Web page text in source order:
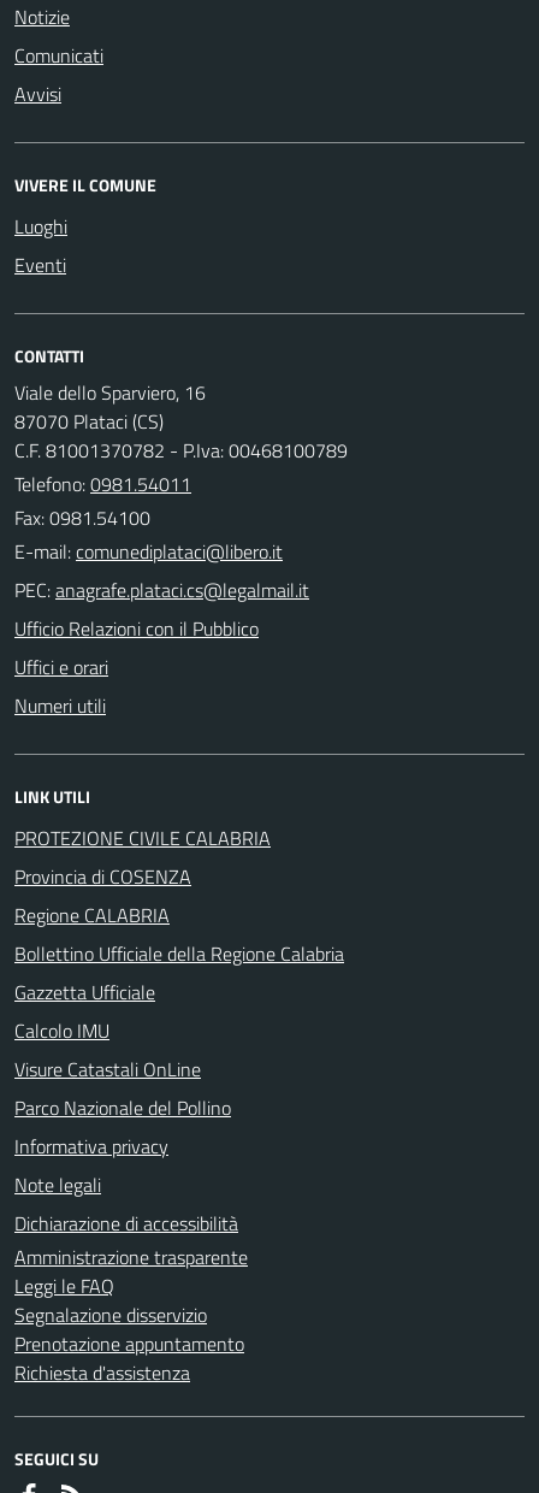
Notizie
Comunicati
Avvisi
VIVERE IL COMUNE
Luoghi
Eventi
CONTATTI
Viale dello Sparviero, 16
87070 Plataci (CS)
C.F. 81001370782 - P.Iva: 00468100789
Telefono:0981.54011
Fax: 0981.54100
E-mail:
PEC:
Ufficio Relazioni con il Pubblico
Uffici e orari
Numeri utili
LINK UTILI
PROTEZIONE CIVILE CALABRIA
Provincia di COSENZA
Regione CALABRIA
Bollettino Ufficiale della Regione Calabria
Gazzetta Ufficiale
Calcolo IMU
Visure Catastali OnLine
Parco Nazionale del Pollino
Informativa privacy
Note legali
Dichiarazione di accessibilità
Amministrazione trasparente
Leggi le FAQ
Segnalazione disservizio
Prenotazione appuntamento
Richiesta d'assistenza
SEGUICI SU